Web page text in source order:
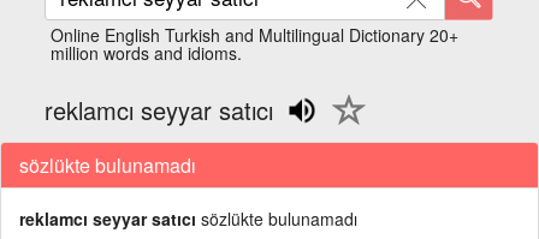
Online English Turkish and Multilingual Dictionary 20+
million words and idioms.
reklamcı seyyar satıcı
sözlükte bulunamadı
reklamcı seyyar satıcı sözlükte bulunamadı